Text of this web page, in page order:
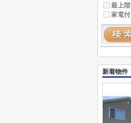
最上階
家電付
新着物件